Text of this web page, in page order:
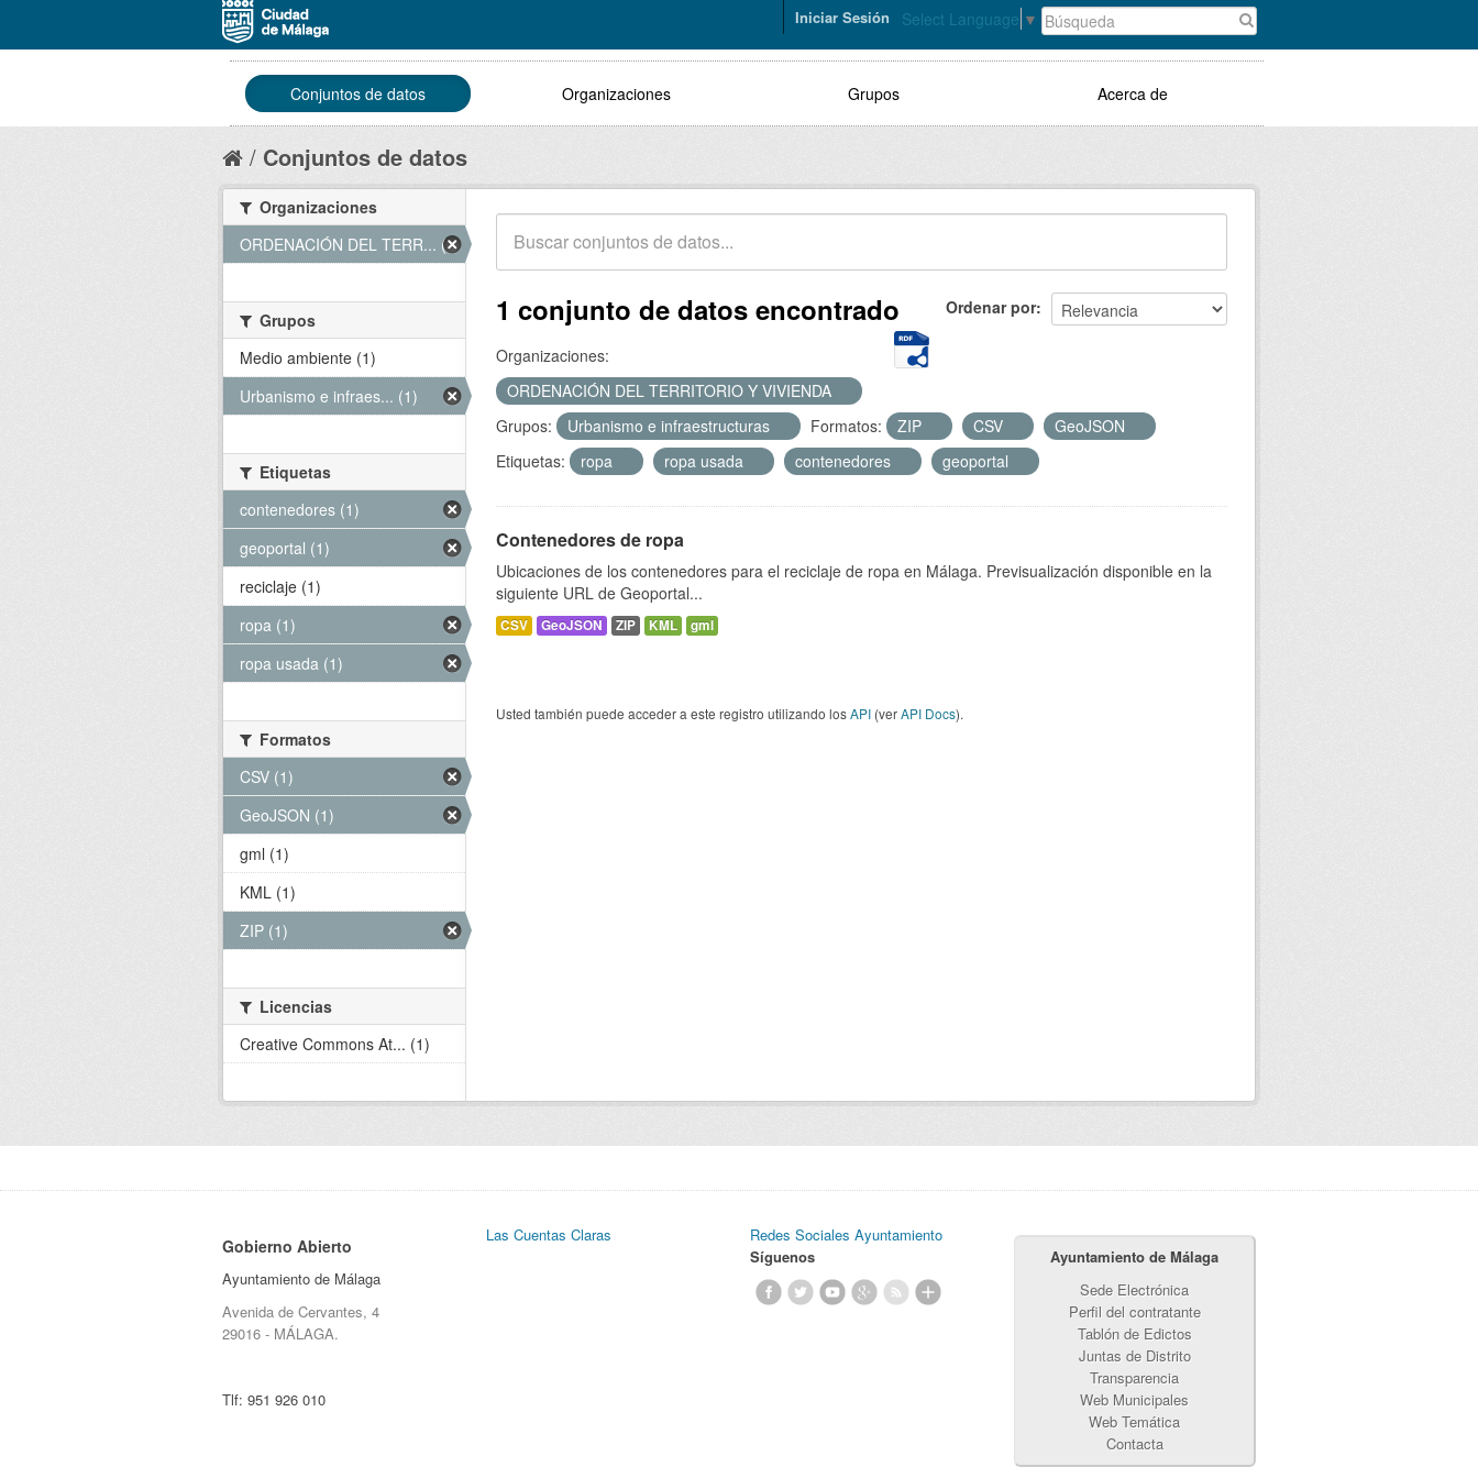
Select Language ▼
Iniciar Sesión
Conjuntos de datos Organizaciones Grupos Acerca de
Conjuntos de datos
Ordenar por
1 conjunto de datos encontrado
Organizaciones:
ORDENACIÓN DEL TERRITORIO Y VIVIENDA
Grupos:
Urbanismo e infraestructuras Formatos: ZIP CSV
GeoJSON
Etiquetas:
ropa ropa usada contenedores geoportal
Contenedores de ropa
Ubicaciones de los contenedores para el reciclaje de ropa en Málaga. Previsualización disponible en la
siguiente URL de Geoportal...
CSV GeoJSON ZIP KML gml
Usted también puede acceder a este registro utilizando losAPI (verAPI Docs).
Organizaciones
ORDENACIÓN DEL TERR... (1)
Grupos
Medio ambiente (1)
Urbanismo e infraes... (1)
Etiquetas
contenedores (1)
geoportal (1)
reciclaje (1)
ropa (1)
ropa usada (1)
Formatos
CSV (1)
GeoJSON (1)
gml (1)
KML (1)
ZIP (1)
Licencias
Creative Commons At... (1)
Gobierno Abierto
Ayuntamiento de Málaga
Avenida de Cervantes, 4
29016 - MÁLAGA.
Tlf: 951 926 010
Las Cuentas Claras
Redes Sociales Ayuntamiento
Síguenos
Ayuntamiento de Málaga
Sede Electrónica
Perfil del contratante
Tablón de Edictos
Juntas de Distrito
Transparencia
Web Municipales
Web Temática
Contacta